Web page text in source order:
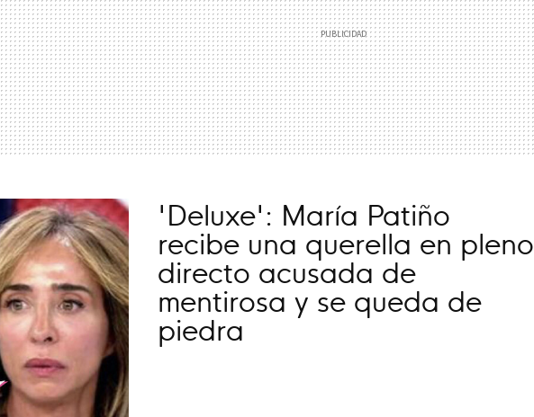
'Deluxe': María Patiño
recibe una querella en pleno
directo acusada de
mentirosa y se queda de
piedra